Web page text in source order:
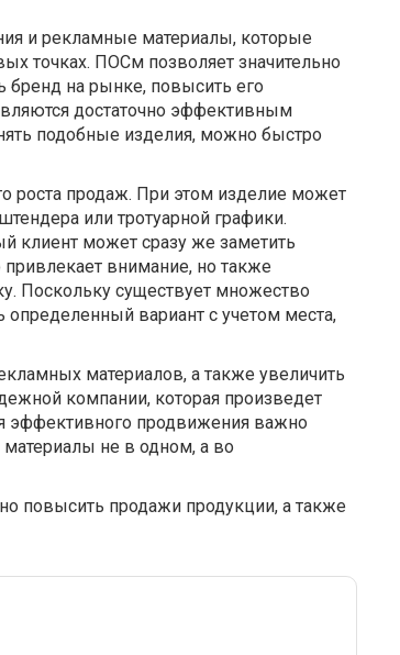
и рекламные материалы, которые
точках. ПОСм позволяет значительно
бренд на рынке, повысить его
достаточно эффективным
подобные изделия, можно быстро
роста продаж. При этом изделие может
или тротуарной графики.
клиент может сразу же заметить
внимание, но также
Поскольку существует множество
вариант с учетом места,
материалов, а также увеличить
компании, которая произведет
эффективного продвижения важно
не в одном, а во
повысить продажи продукции, а также